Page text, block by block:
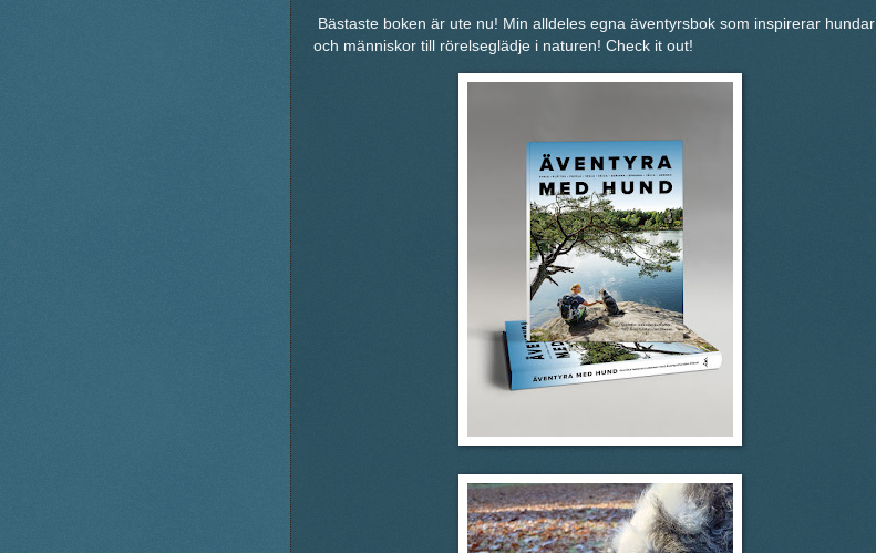
Bästaste boken är ute nu! Min alldeles egna äventyrsbok som inspirerar hundar
och människor till rörelseglädje i naturen! Check it out!